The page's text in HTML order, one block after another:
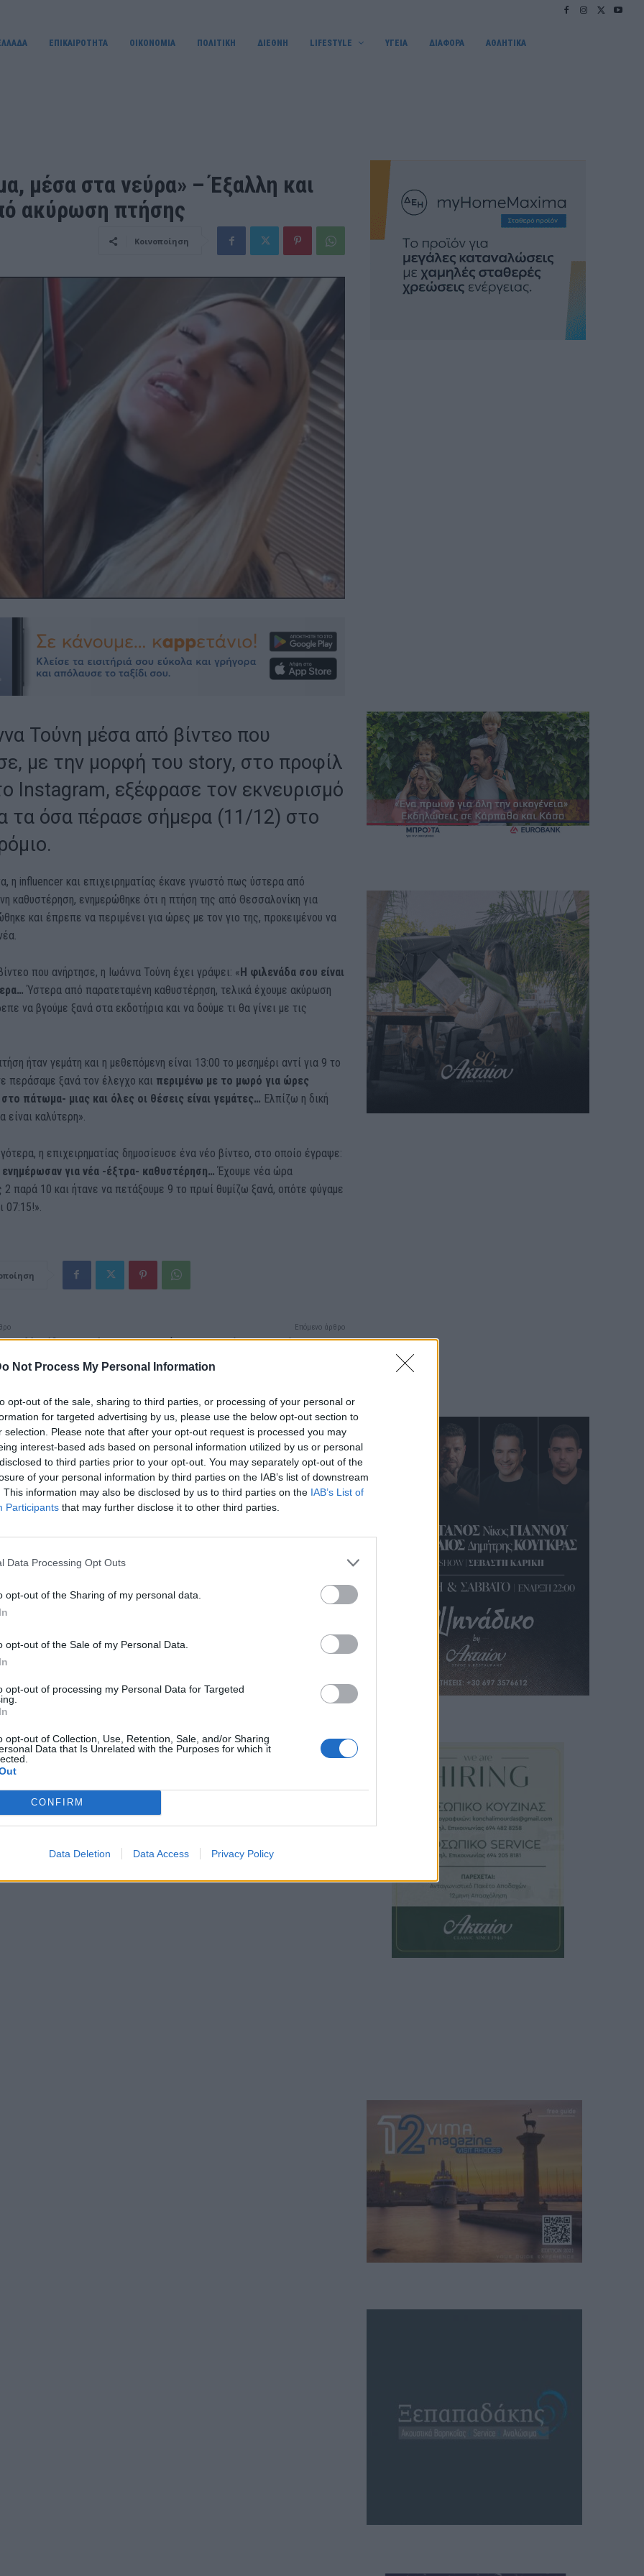
Not Process My Personal Information
opt-out of the sale, sharing to third parties, or processing of your personal or
for targeted advertising by us, please use the below opt-out section to
selection. Please note that after your opt-out request is processed you may
interest-based ads based on personal information utilized by us or personal
to third parties prior to your opt-out. You may separately opt-out of the
of your personal information by third parties on the IAB’s list of downstream
This information may also be disclosed by us to third parties on the IAB’s List of
Participants that may further disclose it to other third parties.
Data Processing Opt Outs
opt-out of the Sharing of my personal data.
opt-out of the Sale of my Personal Data.
opt-out of processing my Personal Data for Targeted
opt-out of Collection, Use, Retention, Sale, and/or Sharing
Data that Is Unrelated with the Purposes for which it
CONFIRM
Data Deletion Data Access Privacy Policy
ΕΠΙΚΑΙΡΟΤΗΤΑ OIKONOMIA ΠΟΛΙΤΙΚΗ ΔΙΕΘΝΗ LIFESTYLE ΥΓΕΙΑ ΔΙΑΦΟΡΑ ΑΘΛΗΤΙΚΑ
μέσα στα νεύρα» – Έξαλλη και
ακύρωση πτήσης
Κοινοποίηση
Τούνη μέσα από βίντεο που
με την μορφή του story, στο προφίλ
Instagram, εξέφρασε τον εκνευρισμό
τα όσα πέρασε σήμερα (11/12) στο
η influencer και επιχειρηματίας έκανε γνωστό πως ύστερα από
καθυστέρηση, ενημερώθηκε ότι η πτήση της από Θεσσαλονίκη για
και έπρεπε να περιμένει για ώρες με τον γιο της, προκειμένου να
που ανήρτησε, η Ιωάννα Τούνη έχει γράψει: «Η φιλενάδα σου είναι
Ύστερα από παρατεταμένη καθυστέρηση, τελικά έχουμε ακύρωση
να βγούμε ξανά στα εκδοτήρια και να δούμε τι θα γίνει με τις
ήταν γεμάτη και η μεθεπόμενη είναι 13:00 το μεσημέρι αντί για 9 το
περάσαμε ξανά τον έλεγχο και περιμένω με το μωρό για ώρες
πάτωμα- μιας και όλες οι θέσεις είναι γεμάτες… Ελπίζω η δική
είναι καλύτερη».
η επιχειρηματίας δημοσίευσε ένα νέο βίντεο, στο οποίο έγραψε:
για νέα -έξτρα- καθυστέρηση… Έχουμε νέα ώρα
παρά 10 και ήτανε να πετάξουμε 9 το πρωί θυμίζω ξανά, οπότε φύγαμε
07:15!».
Ελληνίδα που πέρασε
από την παιδική της
Επόμενο άρθρο
Ειρήνη Μουρτζούκου: Μαθεύτηκε πóσο